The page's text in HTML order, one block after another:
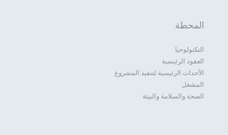
المحطة
التكنولوجيا
العقود الرئيسية
الأحداث الرئيسية لتنفيذ المشروع
المشغل
الصحة والسلامة والبيئة